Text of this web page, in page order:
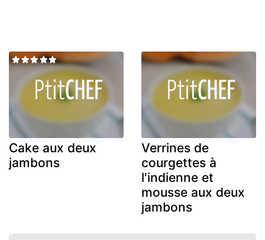
Cake aux deux
jambons
Verrines de
courgettes à
l'indienne et
mousse aux deux
jambons